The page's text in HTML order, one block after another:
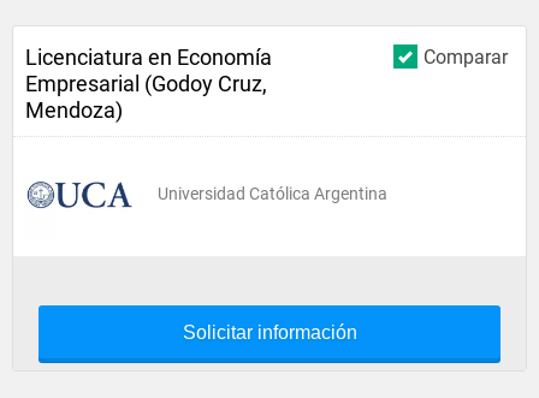
Comparar
Licenciatura en Economía
Empresarial (Godoy Cruz,
Mendoza)
Universidad Católica Argentina
Solicitar información